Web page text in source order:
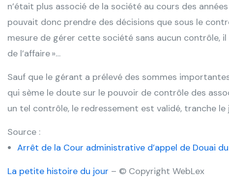
n’était plus associé de la société au cours des
pouvait donc prendre des décisions que sous le
mesure de gérer cette société sans aucun contrôle,
de l’affaire »…
Sauf que le gérant a prélevé des sommes
qui sème le doute sur le pouvoir de contrôle des
un tel contrôle, le redressement est validé, tranche le
Source :
Arrêt de la Cour administrative d’appel de Douai
La petite histoire du jour – © Copyright WebLex